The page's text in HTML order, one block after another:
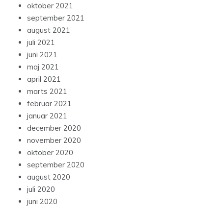
oktober 2021
september 2021
august 2021
juli 2021
juni 2021
maj 2021
april 2021
marts 2021
februar 2021
januar 2021
december 2020
november 2020
oktober 2020
september 2020
august 2020
juli 2020
juni 2020